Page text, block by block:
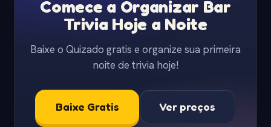
Comece a Organizar Bar
Trivia Hoje a Noite
Baixe o Quizado gratis e organize sua primeira
noite de trivia hoje!
Baixe Gratis Ver preços